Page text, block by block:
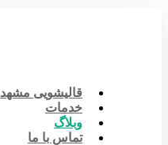
قالیشویی مشهد
خدمات
وبلاگ
تماس با ما